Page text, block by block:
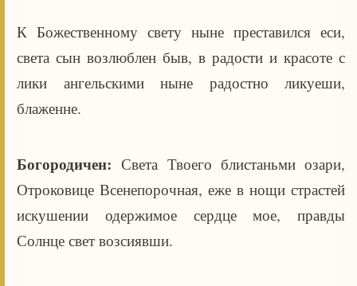
К Божественному свету ныне преставился еси,
света сын возлюблен быв, в радости и красоте с
лики ангельскими ныне радостно ликуеши,
блаженне.
Богородичен:Света Твоего блистаньми озари,
Отроковице Всенепорочная, еже в нощи страстей
искушении одержимое сердце мое, правды
Солнце свет возсиявши.